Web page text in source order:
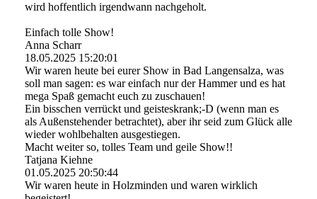
wird hoffentlich irgendwann nachgeholt.
Einfach tolle Show!
Anna Scharr
18.05.2025 15:20:01
Wir waren heute bei eurer Show in Bad Langensalza, was
soll man sagen: es war einfach nur der Hammer und es hat
mega Spaß gemacht euch zu zuschauen!
Ein bisschen verrückt und geisteskrank;-D (wenn man es
als Außenstehender betrachtet), aber ihr seid zum Glück alle
wieder wohlbehalten ausgestiegen.
Macht weiter so, tolles Team und geile Show!!
Tatjana Kiehne
01.05.2025 20:50:44
Wir waren heute in Holzminden und waren wirklich